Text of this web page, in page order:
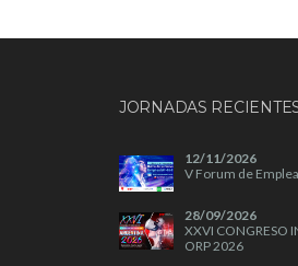
JORNADAS
12/11/2026
V Forum de
28/09/2026
XXVI CONGRESO
ORP 2026